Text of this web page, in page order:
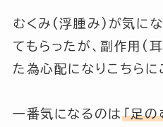
むくみ(浮腫み)が気に
てもらったが、副作用(
た為心配になりこちらに
一番気になるのは 「足